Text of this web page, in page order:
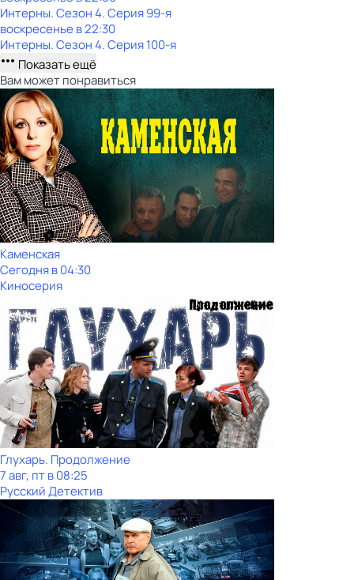
Интерны. Сезон 4. Серия 99-я
воскресенье в22:30
Интерны. Сезон 4. Серия 100-я
Показать ещё
Вам может понравиться
Каменская
Сегодня в 04:30
Киносерия
Глухарь. Продолжение
7 авг, пт в 08:25
Русский Детектив